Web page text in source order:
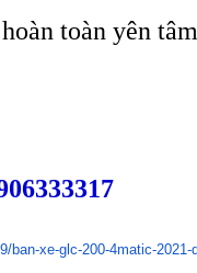
toàn yên
ban-xe-glc-200-4matic-2021-